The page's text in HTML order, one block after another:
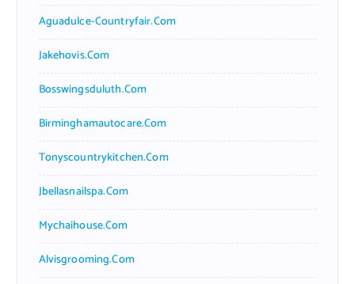
Aguadulce-Countryfair.com
Jakehovis.com
Bosswingsduluth.com
Birminghamautocare.com
Tonyscountrykitchen.com
Jbellasnailspa.com
Mychaihouse.com
Alvisgrooming.com